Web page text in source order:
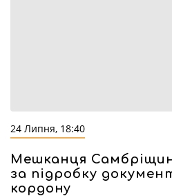
24 Липня, 18:40
Мешканця
за підробку
кордону